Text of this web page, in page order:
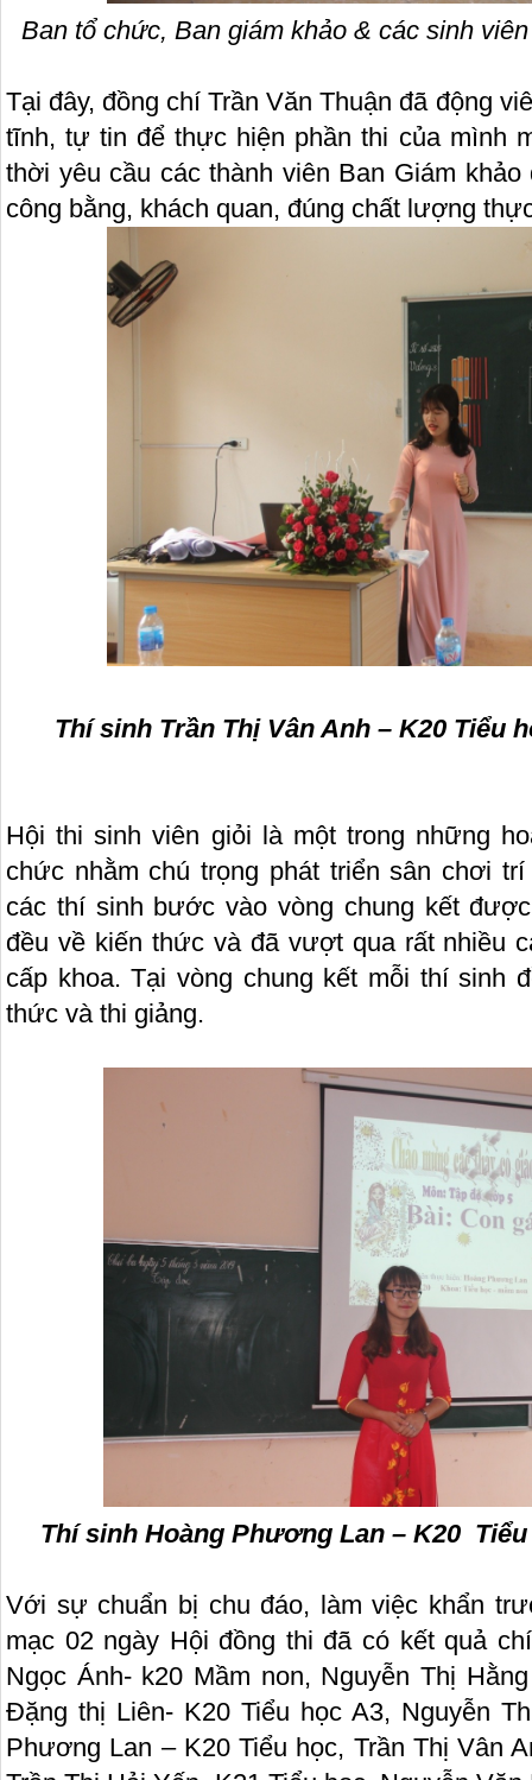
Ban tổ chức, Ban giám khảo & các sinh
Tại đây, đồng chí Trần Văn Thuận đã động
tĩnh, tự tin để thực hiện phần thi của mình
thời yêu cầu các thành viên Ban Giám
công bằng, khách quan, đúng chất lượng
Thí sinh Trần Thị Vân Anh – K20 Tiểu
Hội thi sinh viên giỏi là một trong những
chức nhằm chú trọng phát triển sân chơi
các thí sinh bước vào vòng chung kết
đều về kiến thức và đã vượt qua rất nhiều
cấp khoa. Tại vòng chung kết mỗi thí sinh
thức và thi giảng.
Thí sinh Hoàng Phương Lan – K20
Với sự chuẩn bị chu đáo, làm việc khẩn
mạc 02 ngày Hội đồng thi đã có kết quả
Ngọc Ánh- k20 Mầm non, Nguyễn Thị
Đặng thị Liên- K20 Tiểu học A3, Nguyễn
Phương Lan – K20 Tiểu học, Trần Thị Vân